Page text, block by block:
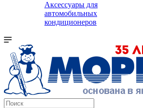
Аксессуары для
автомобильных
кондиционеров